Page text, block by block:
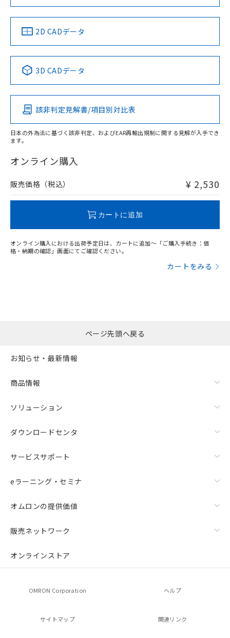
中国 RoHS 注意事項・凡例
Pb Hg Cd Cr(VI)
O
在庫等で未対応品が混在する可能性があります。
問い合わせください。
LR型式承認
（イギリス
船舶規格）
DNV型式承認
（ノルウェー
BV型式承認
（フランス
KR型式
（韓国
Yes No No No
この製品の規格認証/適合状況ページへ
その他の認証はこちらのページからご検索ください
2D CADデータ
3D CADデータ
該非判定見解書/項目別対比表
日本の外為法に基づく該非判定、およびEAR再輸出規制に関する見解が入手でき
ます。
オンライン購入
販売価格（税込） ¥ 2,530
カートに追加
オンライン購入における出荷予定日は、カートに追加～「ご購入手続き：価
格・納期の確認」画面にてご確認ください。
カートをみる
ページ先頭へ戻る
お知らせ・最新情報
商品情報
ソリューション
ダウンロードセンタ
サービスサポート
eラーニング・セミナ
オムロンの提供価値
販売ネットワーク
オンラインストア
OMRON Corporation ヘルプ
サイトマップ 関連リンク